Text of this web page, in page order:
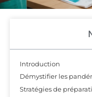
Introduction
Démystifier les
Stratégies de